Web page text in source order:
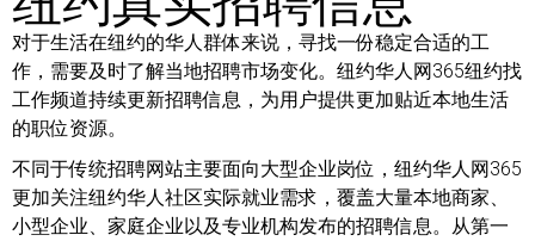
对于生活在纽约的华人群体来说，寻找一份稳定合适的工
作，需要及时了解当地招聘市场变化。纽约华人网365纽约找
工作频道持续更新招聘信息，为用户提供更加贴近本地生活
的职位资源。
不同于传统招聘网站主要面向大型企业岗位，纽约华人网365
更加关注纽约华人社区实际就业需求，覆盖大量本地商家、
小型企业、家庭企业以及专业机构发布的招聘信息。从第一